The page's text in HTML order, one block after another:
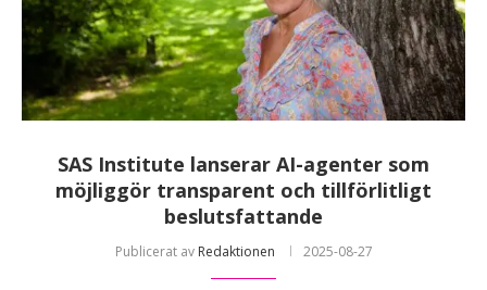
SAS Institute lanserar AI-agenter som
möjliggör transparent och tillförlitligt
beslutsfattande
Publicerat av Redaktionen 2025-08-27